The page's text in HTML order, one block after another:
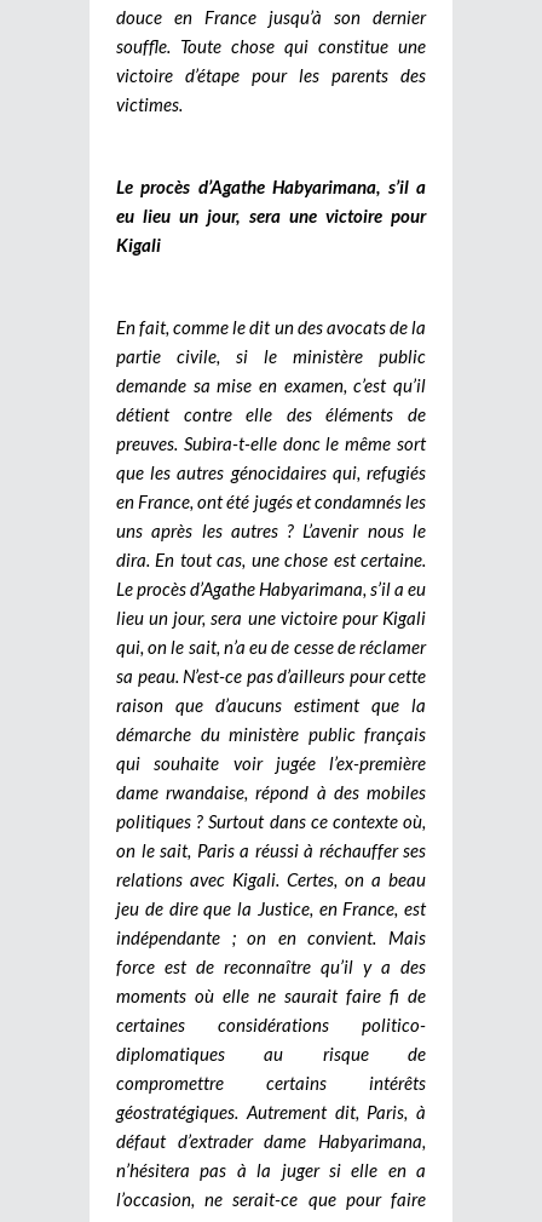
douce en France jusqu’à son dernier
souffle. Toute chose qui constitue une
victoire d’étape pour les parents des
victimes.
Le procès d’Agathe Habyarimana, s’il a
eu lieu un jour, sera une victoire pour
Kigali
En fait, comme le dit un des avocats de la
partie civile, si le ministère public
demande sa mise en examen, c’est qu’il
détient contre elle des éléments de
preuves. Subira-t-elle donc le même sort
que les autres génocidaires qui, refugiés
en France, ont été jugés et condamnés les
uns après les autres ? L’avenir nous le
dira. En tout cas, une chose est certaine.
Le procès d’Agathe Habyarimana, s’il a eu
lieu un jour, sera une victoire pour Kigali
qui, on le sait, n’a eu de cesse de réclamer
sa peau. N’est-ce pas d’ailleurs pour cette
raison que d’aucuns estiment que la
démarche du ministère public français
qui souhaite voir jugée l’ex-première
dame rwandaise, répond à des mobiles
politiques ? Surtout dans ce contexte où,
on le sait, Paris a réussi à réchauffer ses
relations avec Kigali. Certes, on a beau
jeu de dire que la Justice, en France, est
indépendante ; on en convient. Mais
force est de reconnaître qu’il y a des
moments où elle ne saurait faire fi de
certaines considérations politico-
diplomatiques au risque de
compromettre certains intérêts
géostratégiques. Autrement dit, Paris, à
défaut d’extrader dame Habyarimana,
n’hésitera pas à la juger si elle en a
l’occasion, ne serait-ce que pour faire